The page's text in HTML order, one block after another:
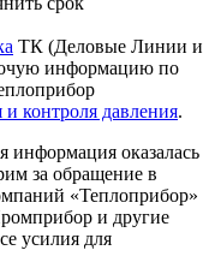
ТК (Деловые Линии и
информацию по
контроля давления.
оказалась
за обращение в
«Теплоприбор»
и другие
усилия для